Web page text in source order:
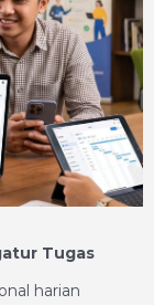
Tugas
harian